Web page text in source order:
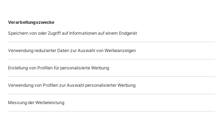
in Kraft.
Aus steuerlichen Gründen abweichende Preise für Käufe
außerhalb Deutschlands (Endpreis vor Auslösen der Bestellung
ersichtlich)